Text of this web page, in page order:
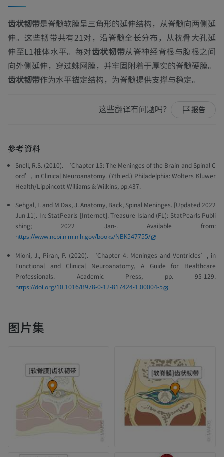
齿状韧带是脊髓软膜呈三角形的延伸结构，从脊髓向两侧延
伸。这些韧带共有21对，沿脊髓全长分布，从枕骨大孔延
伸至L1椎体水平。每对齿状韧带从脊神经背根与腹根之间
向外侧延伸，穿过蛛网膜，并牢固附着于厚实的脊髓硬膜。
齿状韧带作为水平锚定结构，为脊髓提供支撑与稳定。
这些翻译有问题吗？ 报告
參考資料
Snell, R.S. (2010). ‘Chapter 15: The Meninges of the Brain and Spinal C
ord’, in Clinical Neuroanatomy. (7th ed.) Philadelphia: Wolters Kluwer
Health/Lippincott Williams & Wilkins, pp.437.
Sehgal, I. and M Das, J. Anatomy, Back, Spinal Meninges. [Updated 2022
Jun 11]. In: StatPearls [Internet]. Treasure Island (FL): StatPearls Publi
shing; 2022 Jan-. Available from:
https://www.ncbi.nlm.nih.gov/books/NBK547755/
Mioni, J., Piran, P. (2020). ‘Chapter 4: Meninges and Ventricles’, in
Functional and Clinical Neuroanatomy, A Guide for Healthcare
Professionals. Academic Press, pp. 95-129.
https://doi.org/10.1016/B978-0-12-817424-1.00004-5
图片集